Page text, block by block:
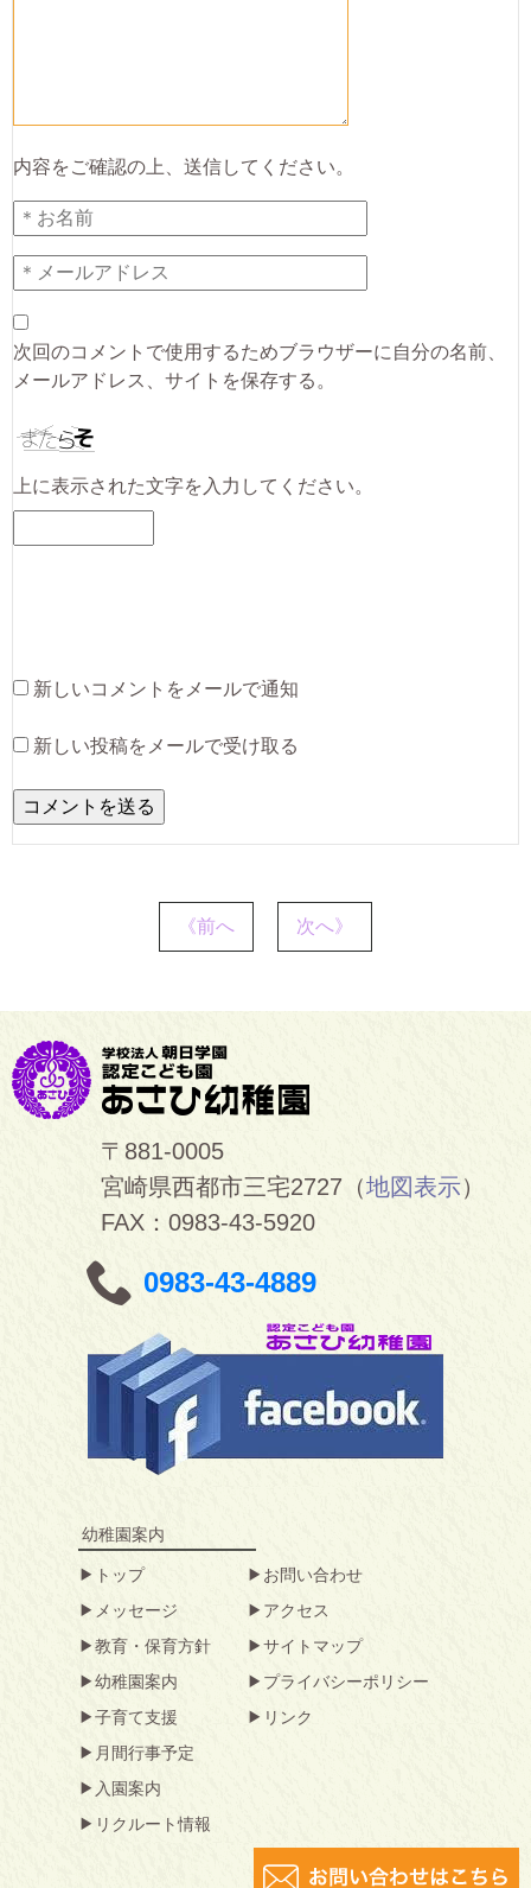
内容をご確認の上、送信してください。
次回のコメントで使用するためブラウザーに自分の名前、
メールアドレス、サイトを保存する。
上に表示された文字を入力してください。
新しいコメントをメールで通知
新しい投稿をメールで受け取る
《前へ 次へ》
〒881-0005
宮崎県西都市三宅2727（地図表示）
FAX：0983-43-5920
0983-43-4889
幼稚園案内
トップ
メッセージ
教育・保育方針
幼稚園案内
子育て支援
月間行事予定
入園案内
リクルート情報
お問い合わせ
アクセス
サイトマップ
プライバシーポリシー
リンク